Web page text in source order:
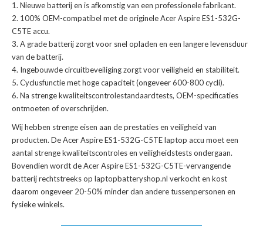
Nieuwe batterij en is afkomstig van een professionele fabrikant.
100% OEM-compatibel met deoriginele Acer Aspire ES1-532G-
C5TE accu.
A grade batterij zorgt voor snel opladen en een langere levensduur
van de batterij.
Ingebouwde circuitbeveiliging zorgt voor veiligheid en stabiliteit.
Cyclusfunctie met hoge capaciteit (ongeveer 600-800 cycli).
Na strenge kwaliteitscontrolestandaardtests, OEM-specificaties
ontmoeten of overschrijden.
Wij hebben strenge eisen aan de prestaties en veiligheid van
producten. DeAcer Aspire ES1-532G-C5TE laptop accu moet een
aantal strenge kwaliteitscontroles en veiligheidstests ondergaan.
Bovendien wordt deAcer Aspire ES1-532G-C5TE-vervangende
batterijrechtstreeks op laptopbatteryshop.nl verkocht en kost
daarom ongeveer 20-50% minder dan andere tussenpersonen en
fysieke winkels.